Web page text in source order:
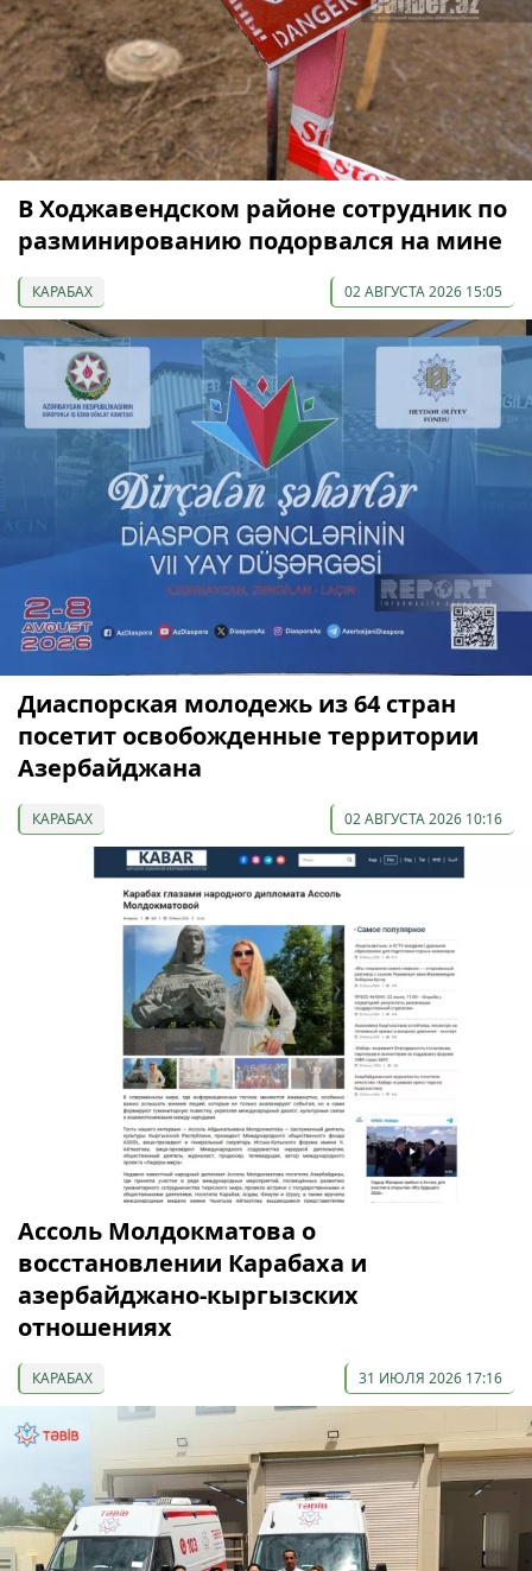
В Ходжавендском районе сотрудник по
разминированию подорвался на мине
КАРАБАХ 02 АВГУСТА 2026 15:05
Диаспорская молодежь из 64 стран
посетит освобожденные территории
Азербайджана
КАРАБАХ 02 АВГУСТА 2026 10:16
Ассоль Молдокматова о
восстановлении Карабаха и
азербайджано-кыргызских
отношениях
КАРАБАХ 31 ИЮЛЯ 2026 17:16